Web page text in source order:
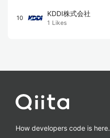
10
KDDI株式会社
1 Likes
How developers code is here.